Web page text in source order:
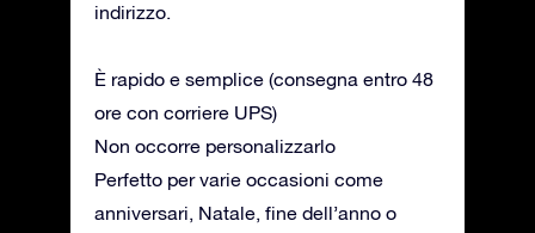
indirizzo.
È rapido e semplice (consegna entro 48
ore con corriere UPS)
Non occorre personalizzarlo
Perfetto per varie occasioni come
anniversari, Natale, fine dell’anno o